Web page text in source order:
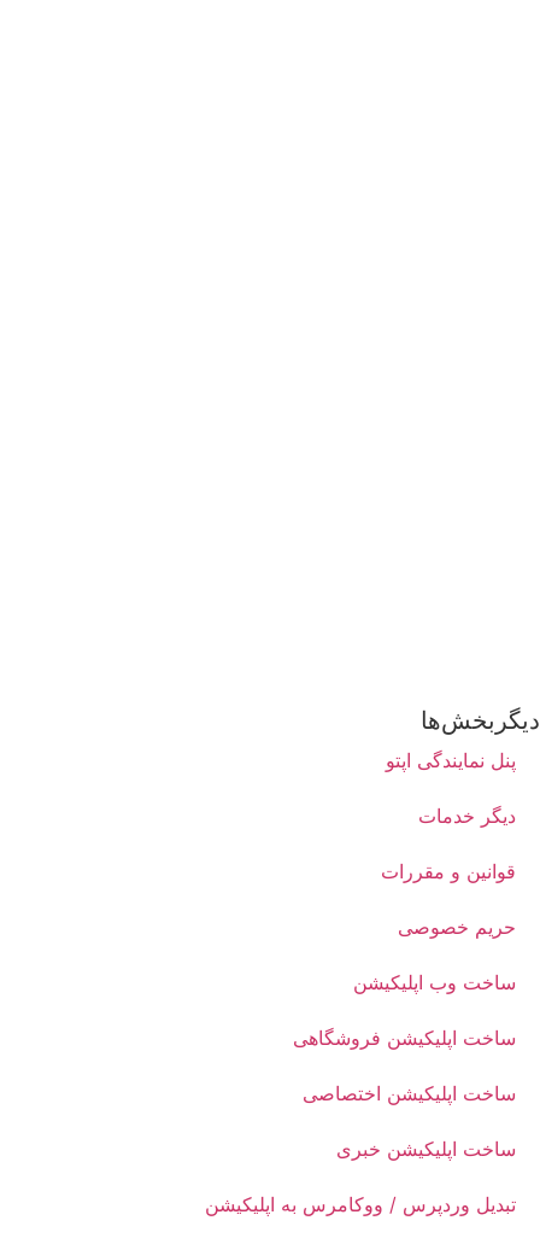
دیگربخش‌ها
پنل نمایندگی اپتو
دیگر خدمات
قوانین و مقررات
حریم خصوصی
ساخت وب اپلیکیشن
ساخت اپلیکیشن فروشگاهی
ساخت اپلیکیشن اختصاصی
ساخت اپلیکیشن خبری
تبدیل وردپرس / ووکامرس به اپلیکیشن